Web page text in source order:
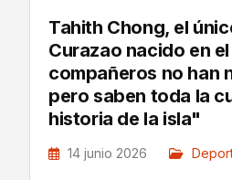
Tahith Chong, el
Curazao nacido en
compañeros no han
pero saben toda la
historia de la isla"
14 junio 2026